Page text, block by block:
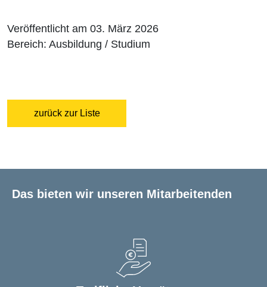
Veröffentlicht am 03. März 2026
Bereich: Ausbildung / Studium
zurück zur Liste
Das bieten wir unseren Mitarbeitenden